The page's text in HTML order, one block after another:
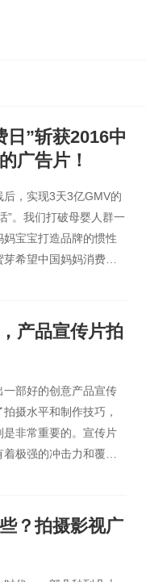
日”斩获2016中
广告片！
后，实现3天3亿GMV的
”。我们打破母婴人群一
妈宝宝打造品牌的惯性
希望中国妈妈消费零
产品宣传片拍
一部好的创意产品宣传
拍摄水平和制作技巧，
是非常重要的。宣传片
着极强的冲击力和覆盖
起当代消费者的关注，
个娱乐的环境中去接
宣传片呢？今天桃花谷
？拍摄影视广